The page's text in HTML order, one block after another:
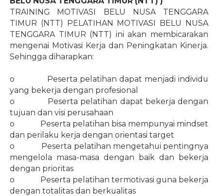
TRAINING MOTIVASI BELU NUSA TENGGARA
TIMUR (NTT) PELATIHAN MOTIVASI BELU NUSA
TENGGARA TIMUR (NTT) ini akan membicarakan
mengenai Motivasi Kerja dan Peningkatan Kinerja.
Sehingga diharapkan:
o
Peserta pelatihan dapat menjadi individu
yang bekerja dengan profesional
o
Peserta pelatihan dapat bekerja dengan
tujuan dan visi perusahaan
o
Peserta pelatihan bisa mempunyai mindset
dan perilaku kerja dengan orientasi target
o
Peserta pelatihan mengetahui pentingnya
mengelola masa-masa dengan baik dan bekerja
dengan prioritas
o
Peserta pelatihan termotivasi guna bekerja
dengan totalitas dan berkualitas